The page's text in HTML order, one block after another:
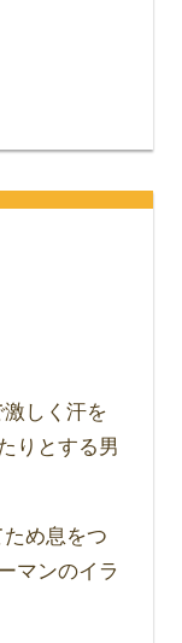
しく汗を
りとする男
め息をつ
マンのイラ